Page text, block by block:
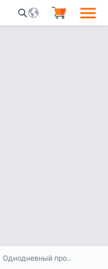
Mobile Search
Однодневный проездной на трамвай Крайстчерч | Новая Зеландия